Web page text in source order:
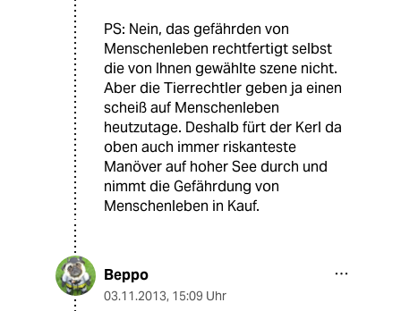
PS: Nein, das gefährden von
Menschenleben rechtfertigt selbst
die von Ihnen gewählte szene nicht.
Aber die Tierrechtler geben ja einen
scheiß auf Menschenleben
heutzutage. Deshalb fürt der Kerl da
oben auch immer riskanteste
Manöver auf hoher See durch und
nimmt die Gefährdung von
Menschenleben in Kauf.
Beppo
03.11.2013, 15:09 Uhr